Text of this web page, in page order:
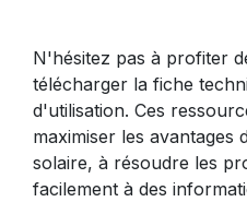
N'hésitez pas à profiter
télécharger la fiche
d'utilisation. Ces
maximiser les avantages
solaire, à résoudre les
facilement à des